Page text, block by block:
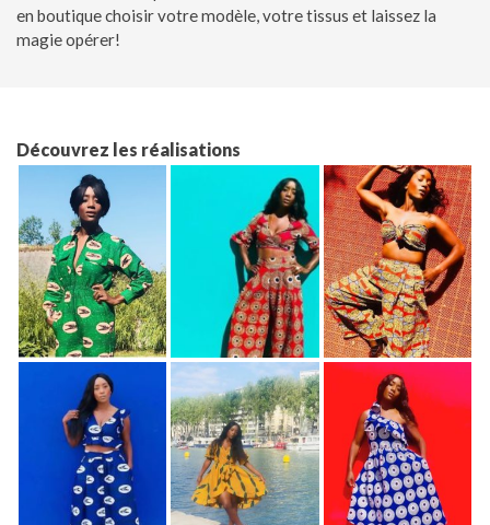
en boutique choisir votre modèle, votre tissus et laissez la
magie opérer!
Découvrez les réalisations